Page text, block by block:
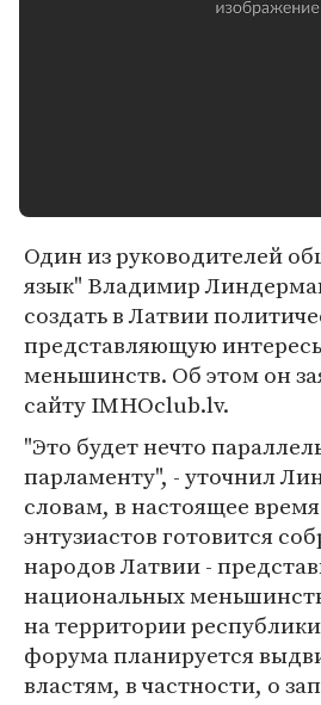
Один из руководителей
язык" Владимир
создать в Латвии
представляющую
меньшинств. Об этом он
сайту IMHOclub.lv.
"Это будет нечто
парламенту", - уточнил
словам, в настоящее
энтузиастов готовится
народов Латвии -
национальных
на территории
форума планируется
властям, в частности, о